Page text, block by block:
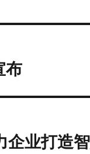
布
业打造